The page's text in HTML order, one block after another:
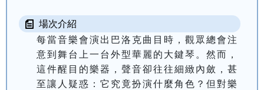
場次介紹
每當音樂會演出巴洛克曲目時，觀眾總會注
意到舞台上一台外型華麗的大鍵琴。然而，
這件醒目的樂器，聲音卻往往細緻內斂，甚
至讓人疑惑：它究竟扮演什麼角色？但對樂